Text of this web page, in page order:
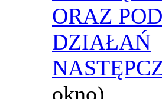
ORAZ
DZIAŁAŃ
okno)